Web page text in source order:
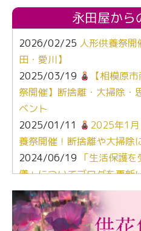
永田屋から
2026/02/25 人形供養祭
田・愛川】
2025/03/19
【相模原
祭開催】断捨離・大掃除・
ベント
2025/01/11
2025年1
養祭開催！断捨離や大掃除
2024/06/19 「生活保護
儀」についてブログを更新
2024/03/06【終活なるほ
ぶ！はじめてのお葬式」小
瀬 ご参加ありがとうござ